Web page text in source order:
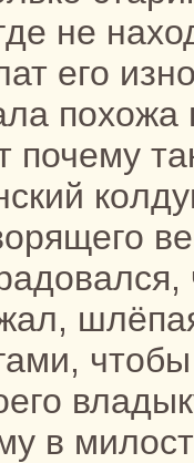
не
его
похожа
почему
в